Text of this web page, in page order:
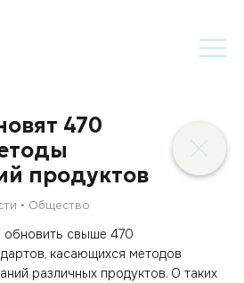
470
продуктов
Общество
обновить свыше 470
касающихся методов
различных продуктов. О таких